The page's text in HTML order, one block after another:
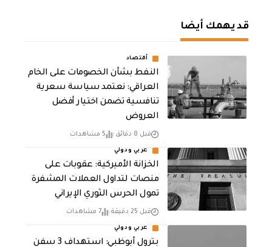
قد يهمك أيضا
أقتصاد
النفط بشأن الخصومات على الخام
العراقي: نعتمد سياسة سعرية
تنافسية تضمن اختيار أفضل
العروض
قبل 8 دقائق 5 مشاهدات
عربي ودولي
الخزانة الأميركية: عقوبات على
منصات لتداول العملات المشفرة
تمول الحرس الثوري الإيراني
قبل 25 دقيقة 7 مشاهدات
عربي ودولي
بترول أبوظبي: استهداف 3 سفن